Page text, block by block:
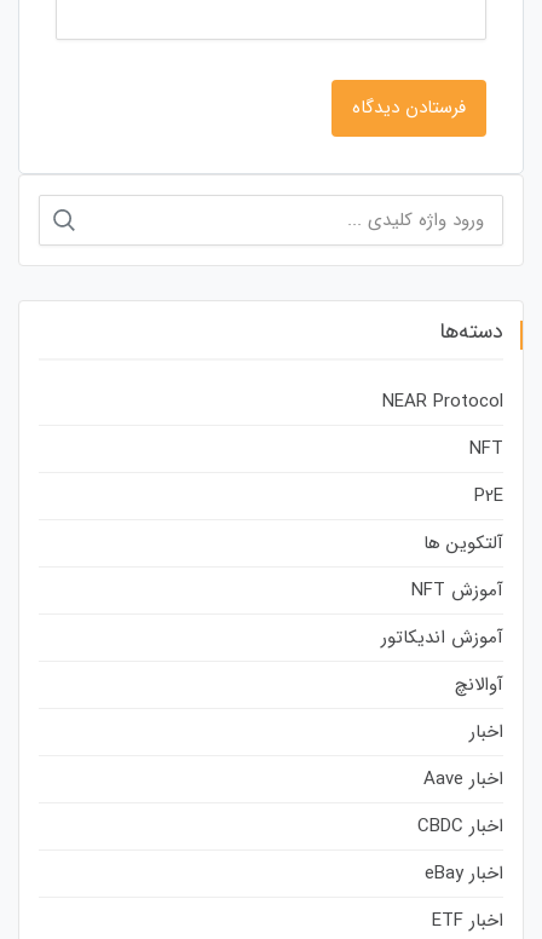
برای:
دسته‌ها
NEAR Protocol
NFT
P2E
آلتکوین ها
آموزش NFT
آموزش اندیکاتور
آوالانچ
اخبار
اخبار Aave
اخبار CBDC
اخبار eBay
اخبار ETF